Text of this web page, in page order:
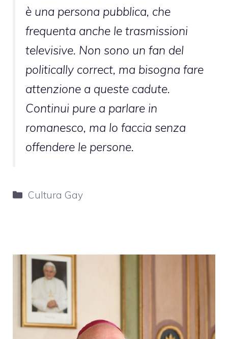
è una persona pubblica, che
frequenta anche le trasmissioni
televisive. Non sono un fan del
politically correct, ma bisogna fare
attenzione a queste cadute.
Continui pure a parlare in
romanesco, ma lo faccia senza
offendere le persone.
Categorie
Cultura Gay